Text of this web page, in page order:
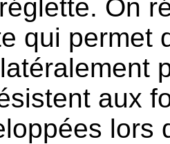
On
qui permet
aux
lors